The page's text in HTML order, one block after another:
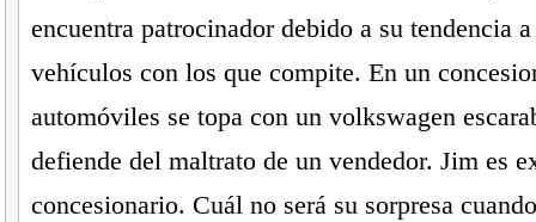
encuentra patrocinador debido a su tendencia
vehículos con los que compite. En un
automóviles se topa con un volkswagen
defiende del maltrato de un vendedor. Jim es
concesionario. Cuál no será su sorpresa